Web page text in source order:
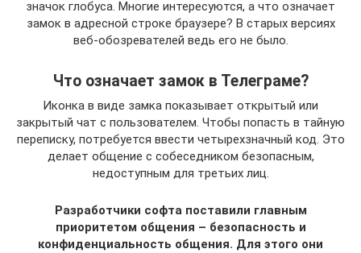
значок глобуса. Многие интересуются, а что означает
замок в адресной строке браузере? В старых версиях
веб-обозревателей ведь его не было.
Что означает замок в Телеграме?
Иконка в виде замка показывает открытый или
закрытый чат с пользователем. Чтобы попасть в тайную
переписку, потребуется ввести четырехзначный код. Это
делает общение с собеседником безопасным,
недоступным для третьих лиц.
Разработчики софта поставили главным
приоритетом общения – безопасность и
конфиденциальность общения. Для этого они